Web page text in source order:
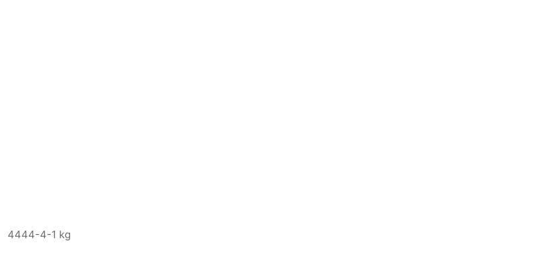
4444-4-1 kg